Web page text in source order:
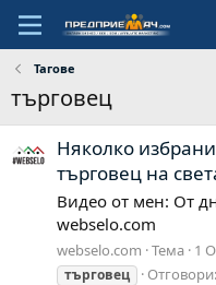
Тагове
търговец
Няколко
търговец на
Видео от мен: От
webselo.com
webselo.com Тема 1
търговец